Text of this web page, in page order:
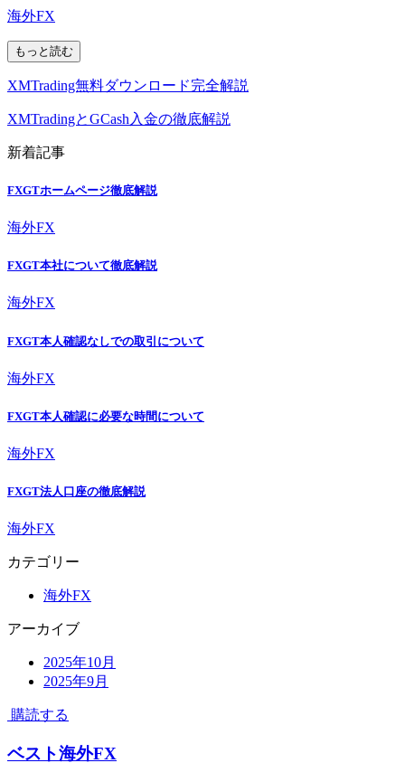
海外FX
もっと読む
XMTrading無料ダウンロード完全解説
XMTradingとGCash入金の徹底解説
新着記事
FXGTホームページ徹底解説
海外FX
FXGT本社について徹底解説
海外FX
FXGT本人確認なしでの取引について
海外FX
FXGT本人確認に必要な時間について
海外FX
FXGT法人口座の徹底解説
海外FX
カテゴリー
海外FX
アーカイブ
2025年10月
2025年9月
購読する
ベスト海外FX